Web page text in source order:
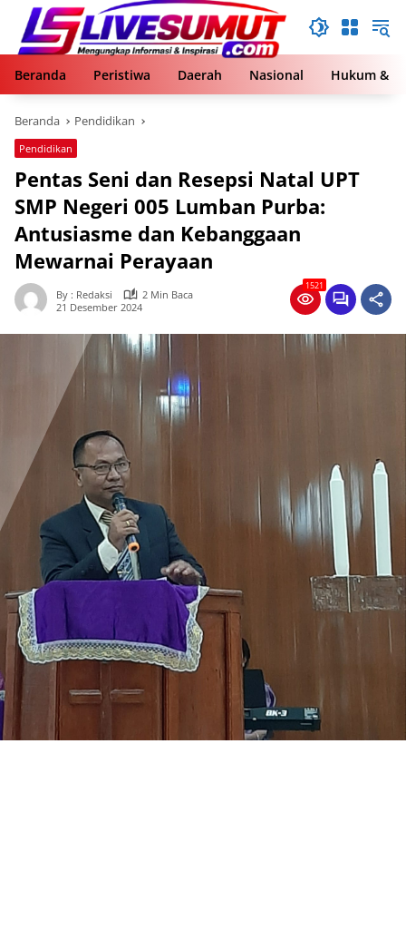
Langsung
konten
Beranda
Peristiwa Daerah Nasional Hukum &
Beranda Pendidikan
Pendidikan
Pentas Seni dan Resepsi Natal UPT
SMP Negeri 005 Lumban Purba:
Antusiasme dan Kebanggaan
Mewarnai Perayaan
By : Redaksi
2 Min Baca
21 Desember 2024
1521